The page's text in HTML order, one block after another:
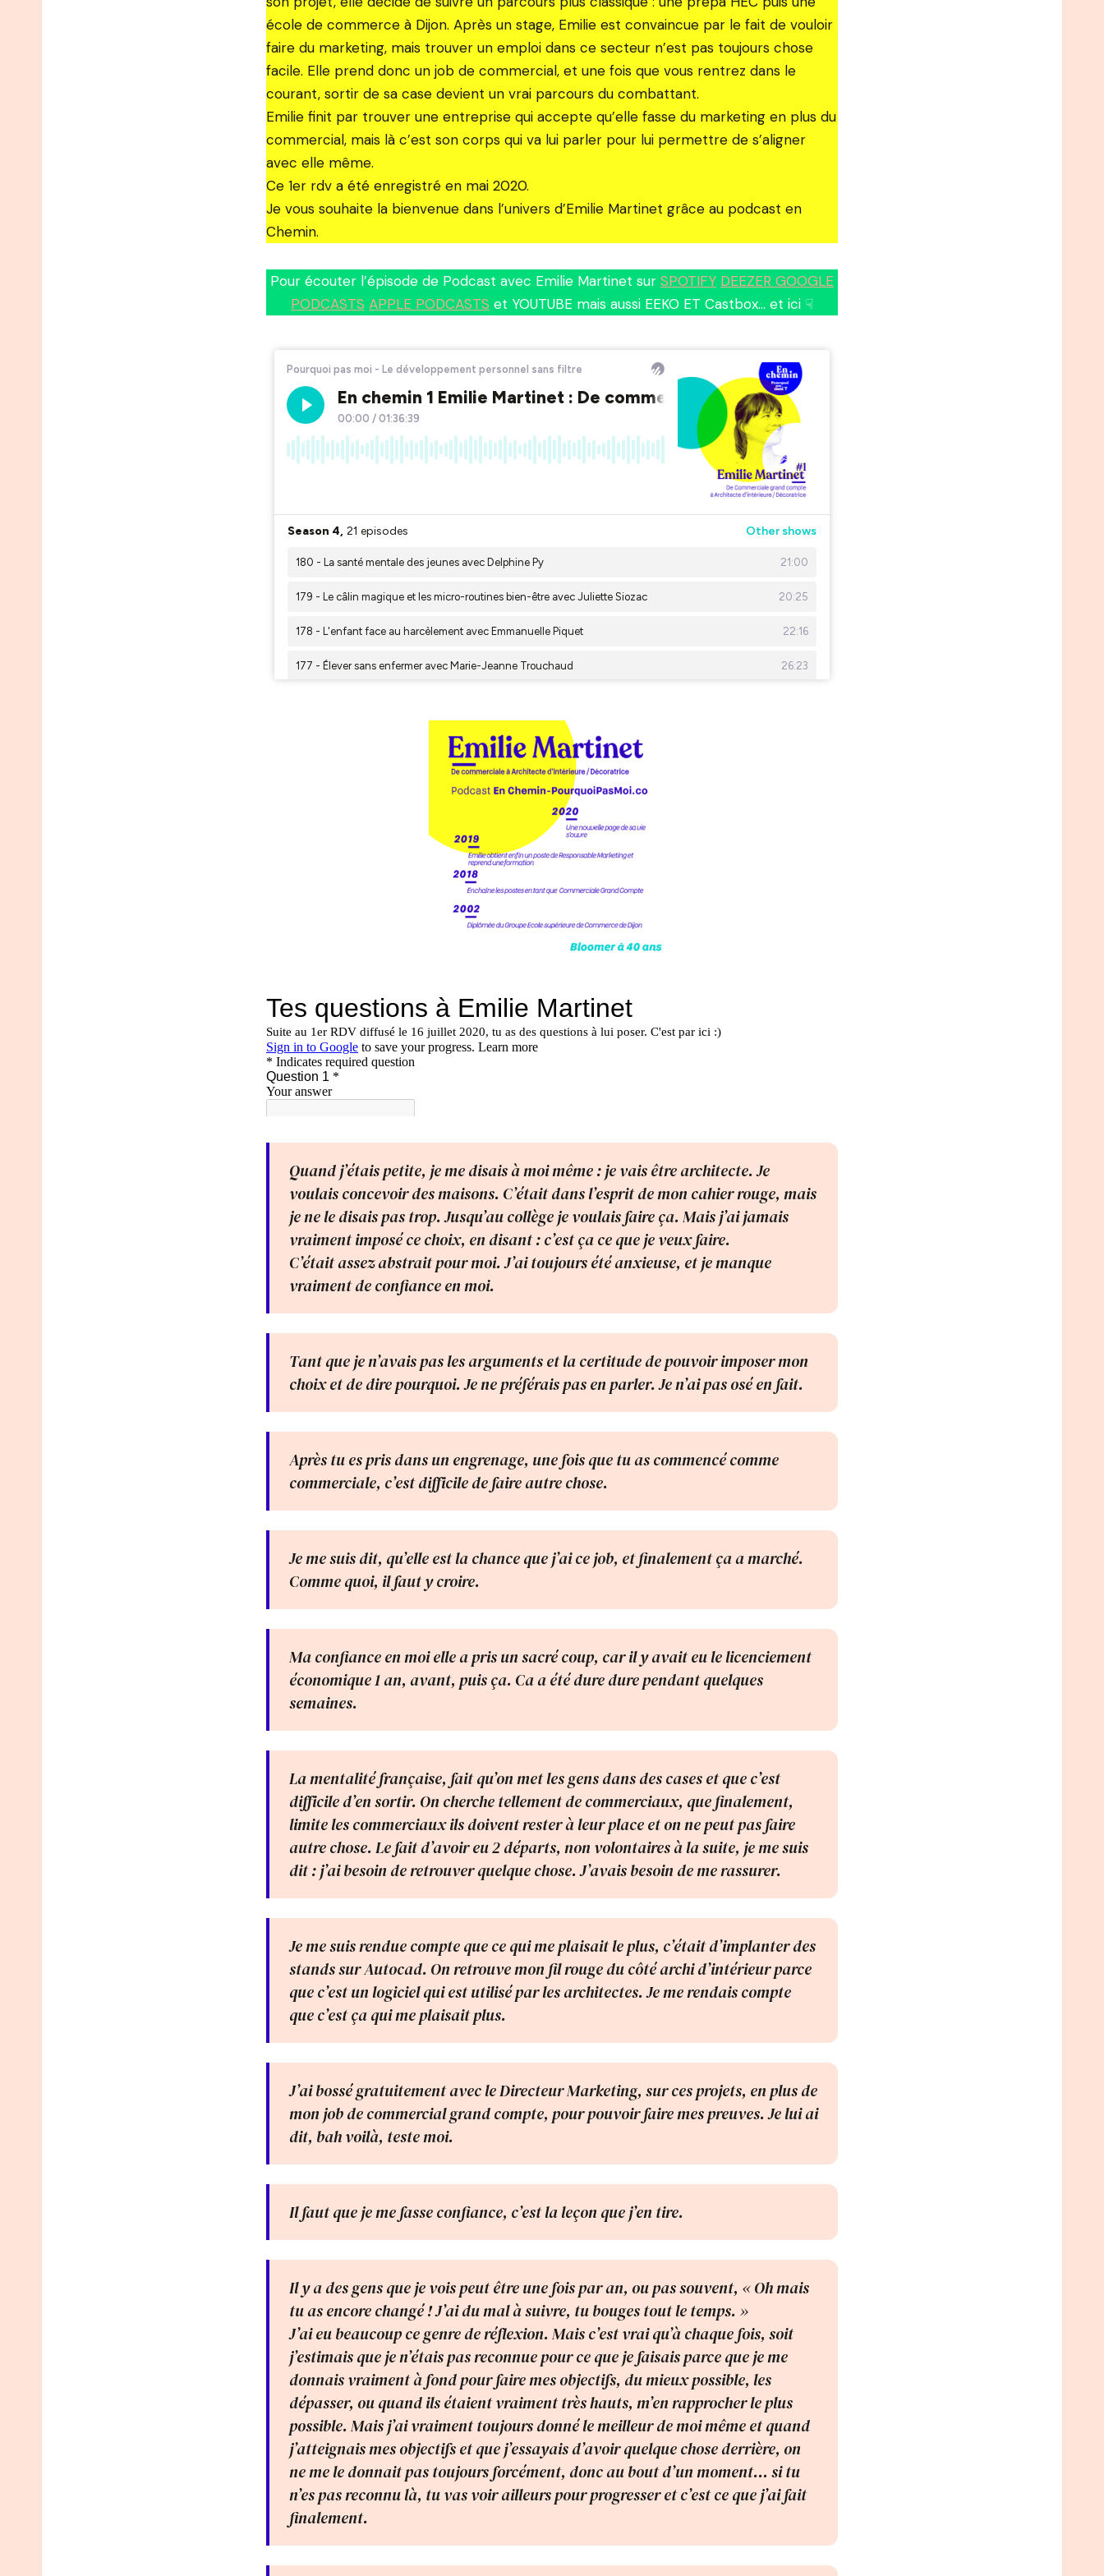
école de commerce à Dijon. Après un stage, Emilie est convaincue par le fait de vouloir
faire du marketing, mais trouver un emploi dans ce secteur n’est pas toujours chose
facile. Elle prend donc un job de commercial, et une fois que vous rentrez dans le
courant, sortir de sa case devient un vrai parcours du combattant.
Emilie finit par trouver une entreprise qui accepte qu’elle fasse du marketing en plus du
commercial, mais là c’est son corps qui va lui parler pour lui permettre de s’aligner
avec elle même.
Ce 1er rdv a été enregistré en mai 2020.
Je vous souhaite la bienvenue dans l’univers d’Emilie Martinet grâce au podcast en
Chemin.
Pour écouter l’épisode de Podcast avec Emilie Martinet sur SPOTIFY DEEZER GOOGLE
PODCASTS APPLE PODCASTS et YOUTUBE mais aussi EEKO ET Castbox… et ici ☟
Quand j’étais petite, je me disais à moi même : je vais être architecte. Je
voulais concevoir des maisons. C’était dans l’esprit de mon cahier rouge, mais
je ne le disais pas trop. Jusqu’au collège je voulais faire ça. Mais j’ai jamais
vraiment imposé ce choix, en disant : c’est ça ce que je veux faire.
C’était assez abstrait pour moi. J’ai toujours été anxieuse, et je manque
vraiment de confiance en moi.
Tant que je n’avais pas les arguments et la certitude de pouvoir imposer mon
choix et de dire pourquoi. Je ne préférais pas en parler. Je n’ai pas osé en fait.
Après tu es pris dans un engrenage, une fois que tu as commencé comme
commerciale, c’est difficile de faire autre chose.
Je me suis dit, qu’elle est la chance que j’ai ce job, et finalement ça a marché.
Comme quoi, il faut y croire.
Ma confiance en moi elle a pris un sacré coup, car il y avait eu le licenciement
économique 1 an, avant, puis ça. Ca a été dure dure pendant quelques
semaines.
La mentalité française, fait qu’on met les gens dans des cases et que c’est
difficile d’en sortir. On cherche tellement de commerciaux, que finalement,
limite les commerciaux ils doivent rester à leur place et on ne peut pas faire
autre chose. Le fait d’avoir eu 2 départs, non volontaires à la suite, je me suis
dit : j’ai besoin de retrouver quelque chose. J’avais besoin de me rassurer.
Je me suis rendue compte que ce qui me plaisait le plus, c’était d’implanter des
stands sur Autocad. On retrouve mon fil rouge du côté archi d’intérieur parce
que c’est un logiciel qui est utilisé par les architectes. Je me rendais compte
que c’est ça qui me plaisait plus.
J’ai bossé gratuitement avec le Directeur Marketing, sur ces projets, en plus de
mon job de commercial grand compte, pour pouvoir faire mes preuves. Je lui ai
dit, bah voilà, teste moi.
Il faut que je me fasse confiance, c’est la leçon que j’en tire.
Il y a des gens que je vois peut être une fois par an, ou pas souvent, « Oh mais
tu as encore changé ! J’ai du mal à suivre, tu bouges tout le temps. »
J’ai eu beaucoup ce genre de réflexion. Mais c’est vrai qu’à chaque fois, soit
j’estimais que je n’étais pas reconnue pour ce que je faisais parce que je me
donnais vraiment à fond pour faire mes objectifs, du mieux possible, les
dépasser, ou quand ils étaient vraiment très hauts, m’en rapprocher le plus
possible. Mais j’ai vraiment toujours donné le meilleur de moi même et quand
j’atteignais mes objectifs et que j’essayais d’avoir quelque chose derrière, on
ne me le donnait pas toujours forcément, donc au bout d’un moment… si tu
n’es pas reconnu là, tu vas voir ailleurs pour progresser et c’est ce que j’ai fait
finalement.